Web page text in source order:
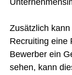
Zusätzlich
Recruiting eine
Bewerber ein
sehen, kann